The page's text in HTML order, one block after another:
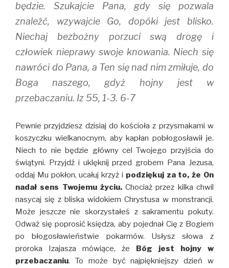
będzie. Szukajcie Pana, gdy się pozwala
znaleźć, wzywajcie Go, dopóki jest blisko.
Niechaj bezbożny porzuci swą drogę i
człowiek nieprawy swoje knowania. Niech się
nawróci do Pana, a Ten się nad nim zmiłuje, do
Boga naszego, gdyż hojny jest w
przebaczaniu. Iz 55, 1-3. 6-7
Pewnie przyjdziesz dzisiaj do kościoła z przysmakami w
koszyczku wielkanocnym, aby kapłan pobłogosławił je.
Niech to nie będzie główny cel Twojego przyjścia do
świątyni. Przyjdź i uklęknij przed grobem Pana Jezusa,
oddaj Mu pokłon, ucałuj krzyż i podziękuj za to, że On
nadał sens Twojemu życiu.Chociaż przez kilka chwil
nasycaj się z bliska widokiem Chrystusa w monstrancji.
Może jeszcze nie skorzystałeś z sakramentu pokuty.
Odważ się poprosić księdza, aby pojednał Cię z Bogiem
po błogosławieństwie pokarmów. Usłysz słowa z
proroka Izajasza mówiące, że
Bóg jest hojny w
przebaczaniu. To może być najpiękniejszy dzień w